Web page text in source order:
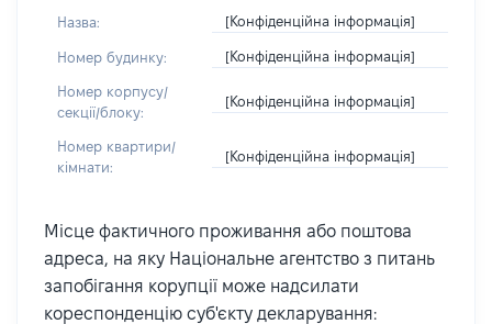
Назва: [Конфіденційна інформація]
Номер будинку: [Конфіденційна інформація]
Номер корпусу/
секції/блоку:
[Конфіденційна інформація]
Номер квартири/
кімнати:
[Конфіденційна інформація]
Місце фактичного проживання або поштова
адреса, на яку Національне агентство з питань
запобігання корупції може надсилати
кореспонденцію суб'єкту декларування: